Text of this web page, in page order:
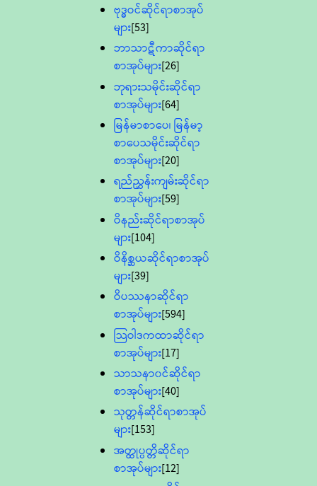
ဗုဒ္ဓဝင်ဆိုင်ရာစာအုပ်
များ[53]
ဘာသာဋီကာဆိုင်ရာ
စာအုပ်များ[26]
ဘုရားသမိုင်းဆိုင်ရာ
စာအုပ်များ[64]
မြန်မာစာပေ၊ မြန်မာ့
စာပေသမိုင်းဆိုင်ရာ
စာအုပ်များ[20]
ရည်ညွှန်းကျမ်းဆိုင်ရာ
စာအုပ်များ[59]
ဝိနည်းဆိုင်ရာစာအုပ်
များ[104]
ဝိနိစ္ဆယဆိုင်ရာစာအုပ်
များ[39]
ဝိပဿနာဆိုင်ရာ
စာအုပ်များ[594]
သြဝါဒကထာဆိုင်ရာ
စာအုပ်များ[17]
သာသနာ၀င်ဆိုင်ရာ
စာအုပ်များ[40]
သုတ္တန်ဆိုင်ရာစာအုပ်
များ[153]
အတ္ထုပ္ပတ္တိဆိုင်ရာ
စာအုပ်များ[12]